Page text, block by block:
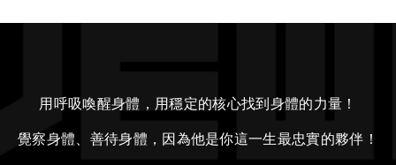
用呼吸喚醒身體，用穩定的核心找到身體的力量！
覺察身體、善待身體，因為他是你這一生最忠實的夥伴！